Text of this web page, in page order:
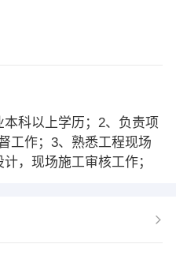
科以上学历；2、负责项
工作；3、熟悉工程现场
，现场施工审核工作；